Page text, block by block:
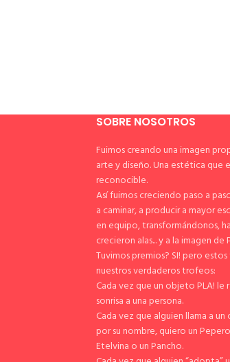
SOBRE NOSOTROS
Fuimos creando una imagen
arte y diseño. Una estética que
reconocible.
Así fuimos creciendo paso a
a caminar, a producir a mayor
en equipo, transformándonos,
crecieron alas... y a la imagen de
Tuvimos premios? SI! pero
nuestros verdaderos trofeos:
Cada vez que un objeto PLA! le
sonrisa a una persona.
Cada vez que alguien llama a
por su nombre, quiero un
Etelvina o un Pancho.